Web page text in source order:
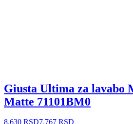
Giusta Ultima za lavabo
Matte 71101BM0
8.630 RSD7.767 RSD